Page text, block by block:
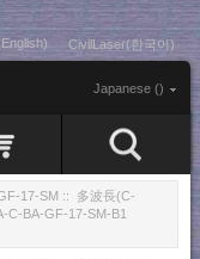
CivilLaser(한국어)
Japanese ()
17-SM :: 多波長(C-
C-BA-GF-17-SM-B1